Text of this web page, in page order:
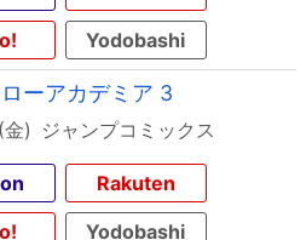
Yodobashi
ーアカデミア 3
) ジャンプコミックス
Rakuten
Yodobashi